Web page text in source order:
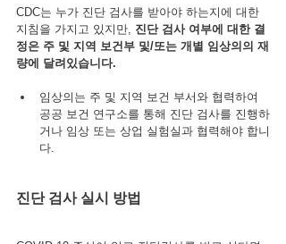
CDC는 누가 진단 검사를 받아야 하는지에 대한
지침을 가지고 있지만, 진단 검사 여부에 대한 결
정은 주 및 지역 보건부 및/또는 개별 임상의의 재
량에 달려있습니다.
임상의는 주 및 지역 보건 부서와 협력하여
공공 보건 연구소를 통해 진단 검사를 진행하
거나 임상 또는 상업 실험실과 협력해야 합니
다.
진단 검사 실시 방법